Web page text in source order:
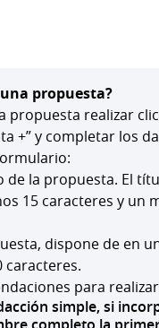
propuesta?
propuesta realizar
+” y completar los
de la propuesta. El
15 caracteres y un
dispone de en
caracteres.
para
simple, si